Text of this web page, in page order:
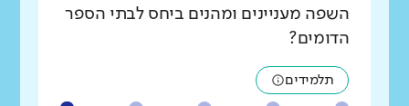
השפה מעניינים ומהנים ביחס לבתי הספר
הדומים?
תלמידים